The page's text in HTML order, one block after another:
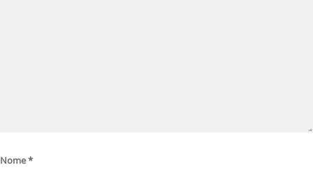
Nome*